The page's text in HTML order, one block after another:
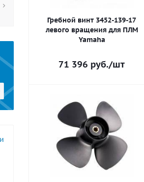
Гребной винт 3452-139-17
левого вращения для ПЛМ
Yamaha
71 396 руб./шт